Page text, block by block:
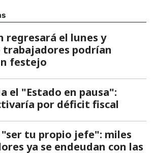
regresará el lunes y
trabajadores podrían
festejo
el "Estado en pausa":
por déficit fiscal
"ser tu propio jefe": miles
ya se endeudan con las